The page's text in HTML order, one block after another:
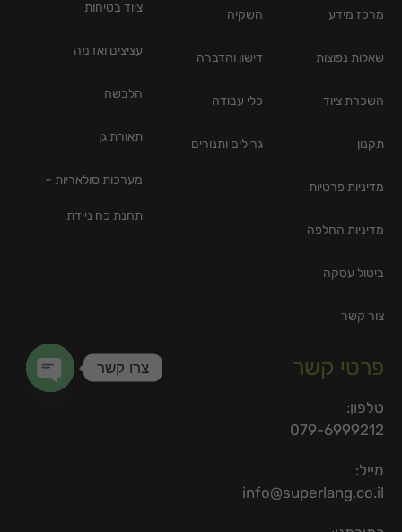
מרכז מידע
שאלות נפוצות
השכרת ציוד
תקנון
מדיניות פרטיות
מדיניות החלפה
ביטול עסקה
צור קשר
השקיה
דישון והדברה
כלי עבודה
גרילים ותנורים
ציוד בטיחות
עציצים ואדמה
הלבשה
תאורת גן
מערכות סולאריות –
תחנת כח ניידת
פרטי קשר
טלפון:
079-6999212
מייל:
info@superlang.co.il
צרו קשר